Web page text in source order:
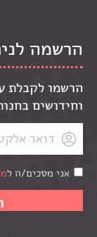
הרשמה
הרשמו לקבלת
וחידושים
אני מסכים/ה ל